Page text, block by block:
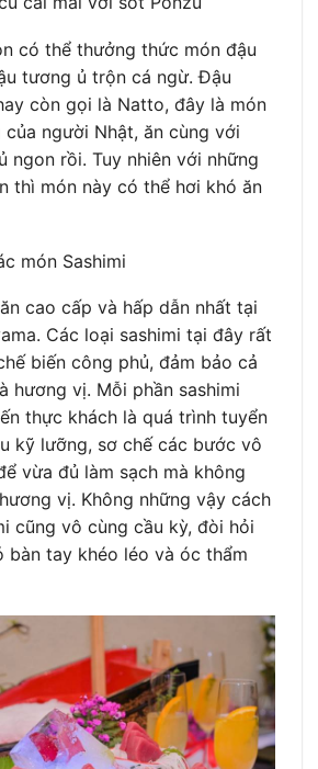
có thể thưởng thức món đậu
tương ủ trộn cá ngừ. Đậu
còn gọi là Natto, đây là món
người Nhật, ăn cùng với
ngon rồi. Tuy nhiên với những
thì món này có thể hơi khó ăn
món Sashimi
cao cấp và hấp dẫn nhất tại
Các loại sashimi tại đây rất
biến công phủ, đảm bảo cả
hương vị. Mỗi phần sashimi
thực khách là quá trình tuyển
kỹ lưỡng, sơ chế các bước vô
vừa đủ làm sạch mà không
vị. Không những vậy cách
cũng vô cùng cầu kỳ, đòi hỏi
bàn tay khéo léo và óc thẩm